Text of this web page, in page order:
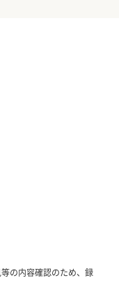
の内容確認のため、録